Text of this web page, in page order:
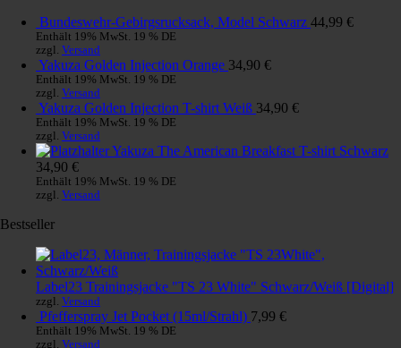
Bundeswehr-Gebirgsrucksack, Model Schwarz 44,99 €
Enthält 19% MwSt. 19 % DE
zzgl. Versand
Yakuza Golden Injection Orange 34,90 €
Enthält 19% MwSt. 19 % DE
zzgl. Versand
Yakuza Golden Injection T-shirt Weiß 34,90 €
Enthält 19% MwSt. 19 % DE
zzgl. Versand
Yakuza The American Breakfast T-shirt Schwarz
34,90 €
Enthält 19% MwSt. 19 % DE
zzgl. Versand
Bestseller
Label23 Trainingsjacke "TS 23 White" Schwarz/Weiß [Digital]
zzgl. Versand
Pfefferspray Jet Pocket (15ml/Strahl) 7,99 €
Enthält 19% MwSt. 19 % DE
zzgl. Versand